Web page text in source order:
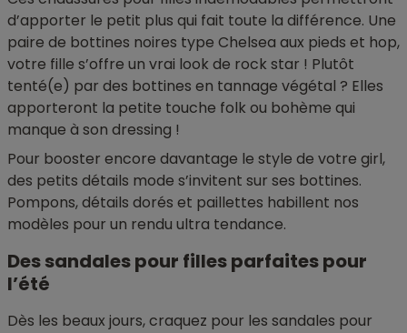
d’apporter le petit plus qui fait toute la différence. Une
paire de bottines noires type Chelsea aux pieds et hop,
votre fille s’offre un vrai look de rock star ! Plutôt
tenté(e) par des bottines en tannage végétal ? Elles
apporteront la petite touche folk ou bohème qui
manque à son dressing !
Pour booster encore davantage le style de votre girl,
des petits détails mode s’invitent sur ses bottines.
Pompons, détails dorés et paillettes habillent nos
modèles pour un rendu ultra tendance.
Des sandales pour filles parfaites pour
l’été
Dès les beaux jours, craquez pour les sandales pour